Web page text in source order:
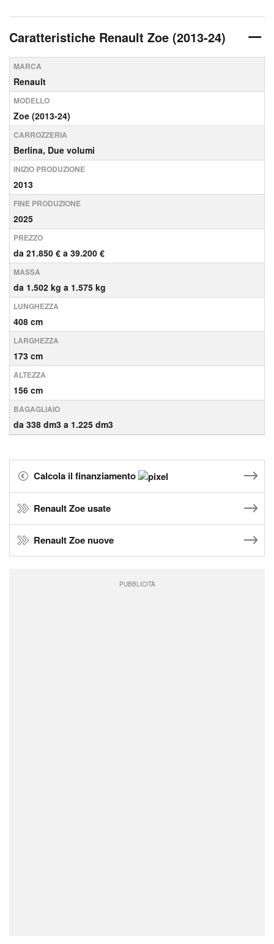
Caratteristiche Renault Zoe (2013-24)
MARCA
Renault
MODELLO
Zoe (2013-24)
CARROZZERIA
Berlina, Due volumi
INIZIO PRODUZIONE
2013
FINE PRODUZIONE
2025
PREZZO
da 21.850 € a 39.200 €
MASSA
da 1.502 kg a 1.575 kg
LUNGHEZZA
408 cm
LARGHEZZA
173 cm
ALTEZZA
156 cm
BAGAGLIAIO
da 338 dm3 a 1.225 dm3
Calcola il finanziamento
Renault Zoe usate
Renault Zoe nuove
PUBBLICITÀ